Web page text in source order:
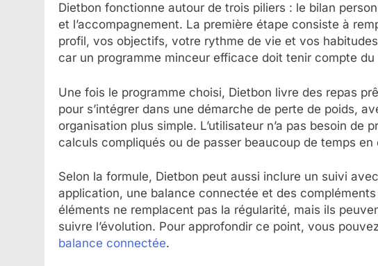
Dietbon fonctionne autour de trois piliers : le bilan
et l’accompagnement. La première étape consiste à
profil, vos objectifs, votre rythme de vie et vos
car un programme minceur efficace doit tenir compte
Une fois le programme choisi, Dietbon livre des repas
pour s’intégrer dans une démarche de perte de poids,
organisation plus simple. L’utilisateur n’a pas besoin de
calculs compliqués ou de passer beaucoup de temps en
Selon la formule, Dietbon peut aussi inclure un suivi
application, une balance connectée et des
éléments ne remplacent pas la régularité, mais ils
suivre l’évolution. Pour approfondir ce point, vous
balance connectée.